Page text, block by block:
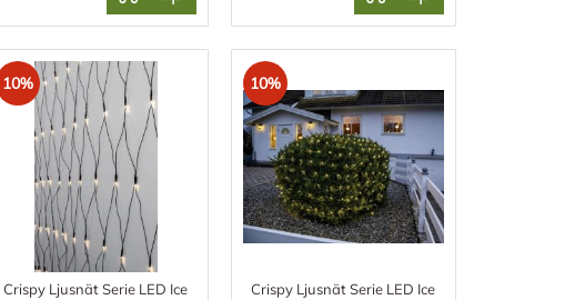
10%
Crispy Ljusnät Serie LED Ice
10%
Crispy Ljusnät Serie LED Ice